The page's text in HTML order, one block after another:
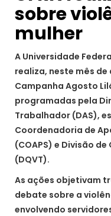
sobre
mulher
A Universidade
realiza, neste mês de
Campanha Agosto
programadas pela
Trabalhador (DAS),
Coordenadoria de
(COAPS) e Divisão
(DQVT).
As ações objetivam
debate sobre a
envolvendo